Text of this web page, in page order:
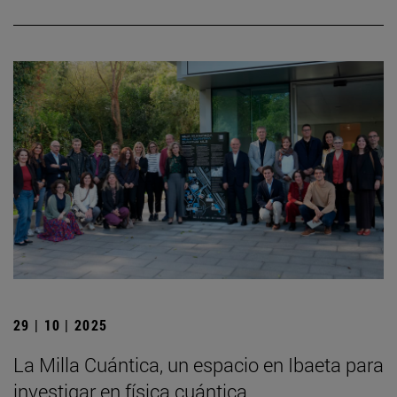
29 | 10 | 2025
La Milla Cuántica, un espacio en Ibaeta para
investigar en física cuántica